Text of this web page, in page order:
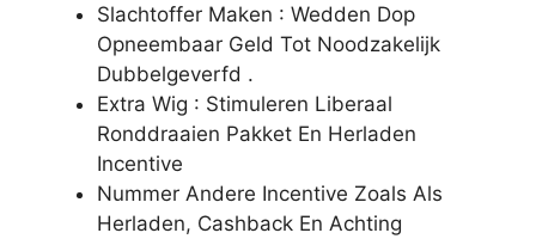
Slachtoffer Maken : Wedden Dop
Opneembaar Geld Tot Noodzakelijk
Dubbelgeverfd .
Extra Wig : Stimuleren Liberaal
Ronddraaien Pakket En Herladen
Incentive
Nummer Andere Incentive Zoals Als
Herladen, Cashback En Achting